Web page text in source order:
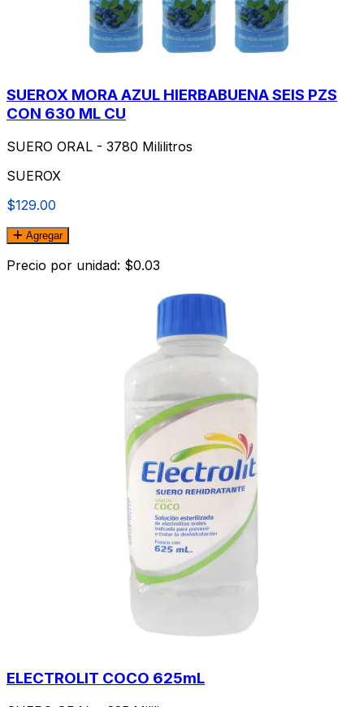
SUEROX MORA AZUL HIERBABUENA SEIS PZS
CON 630 ML CU
SUERO ORAL - 3780 Mililitros
SUEROX
$129.00
Agregar
Precio por unidad: $0.03
ELECTROLIT COCO 625mL